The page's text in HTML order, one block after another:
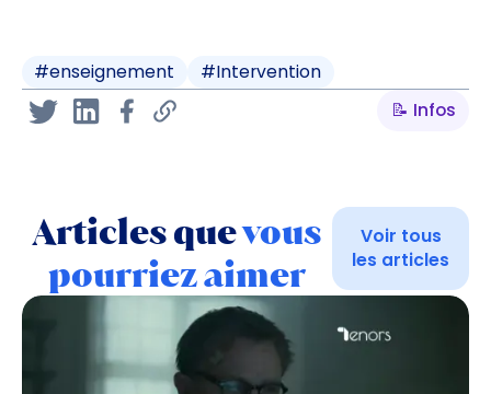
#enseignement #Intervention
📝 Infos
Articles quevous
pourriez aimer
Voir tous
les articles